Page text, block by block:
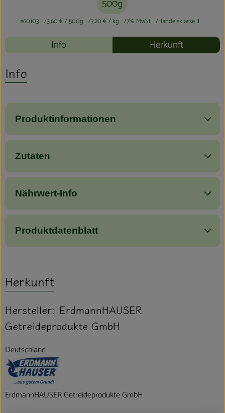
500g
#60103 3,60 €/ 500g 7,20 €/ kg 7% MwSt Handelsklasse II
Info Herkunft
Info
Produktinformationen
Zutaten
Nährwert-Info
Produktdatenblatt
Herkunft
Hersteller: ErdmannHAUSER
Getreideprodukte GmbH
Deutschland
ErdmannHAUSER Getreideprodukte GmbH